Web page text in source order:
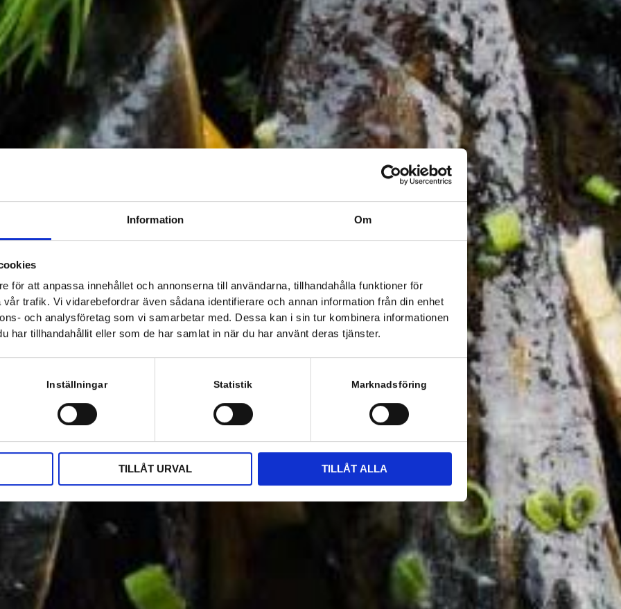
Information Om
för att anpassa innehållet och annonserna till användarna, tillhandahålla funktioner för
trafik. Vi vidarebefordrar även sådana identifierare och annan information från din enhet
och analysföretag som vi samarbetar med. Dessa kan i sin tur kombinera informationen
har tillhandahållit eller som de har samlat in när du har använt deras tjänster.
Inställningar Statistik Marknadsföring
TILLÅT URVAL TILLÅT ALLA